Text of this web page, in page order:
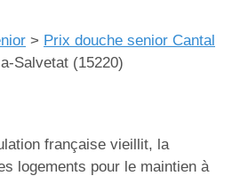
> Prix douche senior Cantal
Salvetat (15220)
française vieillit, la
logements pour le maintien à